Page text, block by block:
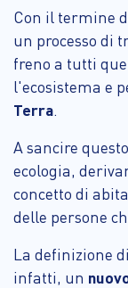
Con il termine
un processo di
freno a tutti
l'ecosistema e
Terra.
A sancire
ecologia,
concetto di
delle persone
La definizione
infatti, un